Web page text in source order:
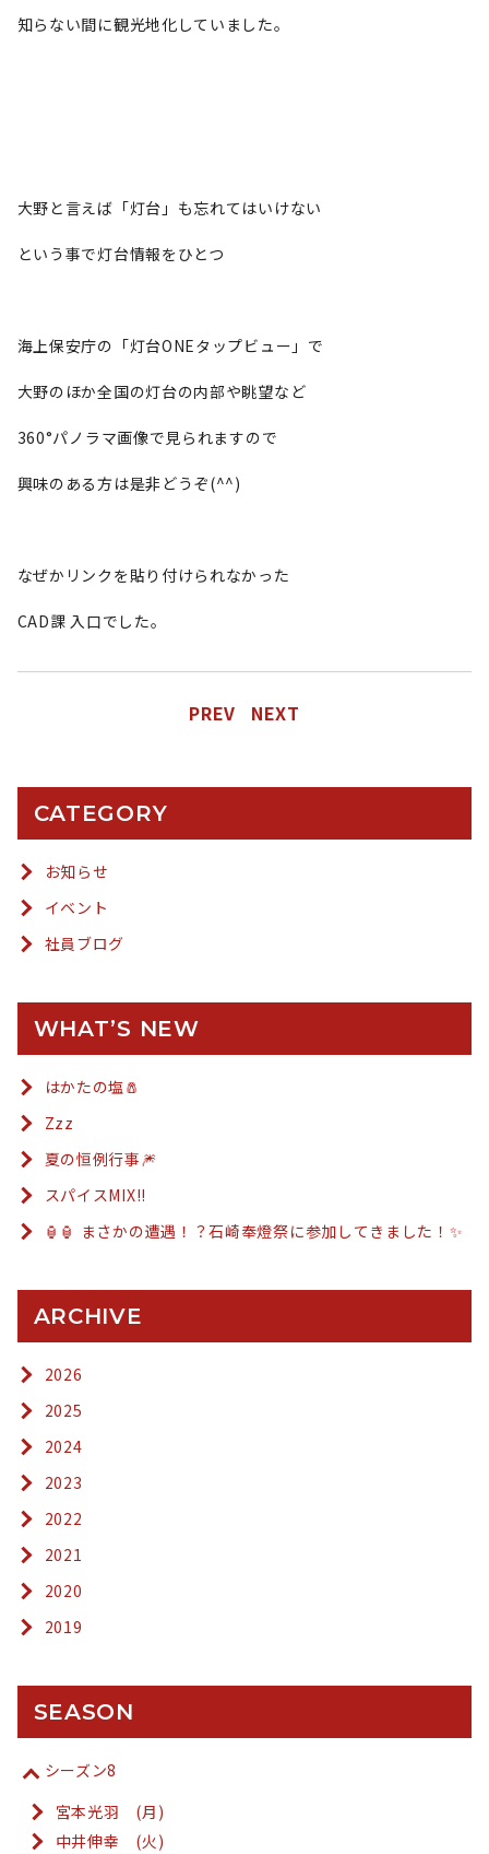
知らない間に観光地化していました。
大野と言えば「灯台」も忘れてはいけない
という事で灯台情報をひとつ
海上保安庁の「灯台ONEタップビュー」で
大野のほか全国の灯台の内部や眺望など
360°パノラマ画像で見られますので
興味のある方は是非どうぞ(^^)
なぜかリンクを貼り付けられなかった
CAD課 入口でした。
PREV NEXT
CATEGORY
お知らせ
イベント
社員ブログ
WHAT’S NEW
はかたの塩🧂
Zzz
夏の恒例行事🎆
スパイスMIX!!
🏮🏮 まさかの遭遇！？石崎奉燈祭に参加してきました！✨
ARCHIVE
2026
2025
2024
2023
2022
2021
2020
2019
SEASON
シーズン8
宮本光羽 (月)
中井伸幸 (火)